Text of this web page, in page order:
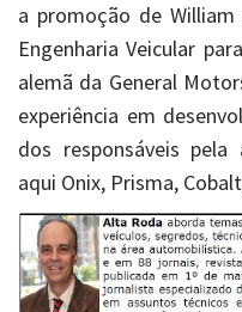
a promoção de
Engenharia Veicular
alemã da General
experiência em
dos responsáveis
aqui Onix, Prisma,